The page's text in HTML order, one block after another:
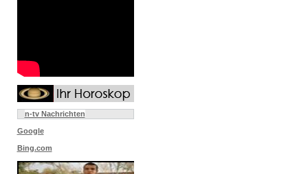
n-tv Nachrichten
Google
Bing.com